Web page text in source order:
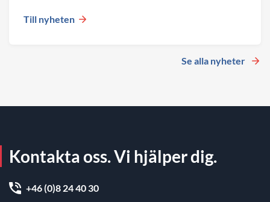
Till nyheten
Se alla nyheter
Kontakta oss. Vi hjälper dig.
+46 (0)8 24 40 30